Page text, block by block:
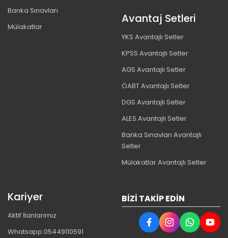
Banka Sınavları
Mülakatlar
Avantaj Setleri
YKS Avantajlı Setler
KPSS Avantajlı Setler
AGS Avantajlı Setler
ÖABT Avantajlı Setler
DGS Avantajlı Setler
ALES Avantajlı Setler
Banka Sınavları Avantajlı
Setler
Mülakatlar Avantajlı Setler
Kariyer
Aktif İlanlarımız
Whatsapp:05449110591
BIZI TAKIP EDIN